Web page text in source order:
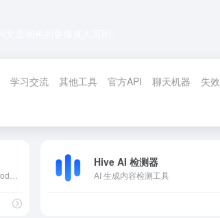
学习交流 其他工具 官方API 聊天机器 失效
Hive AI 检测器
AI 生成内容检测工具